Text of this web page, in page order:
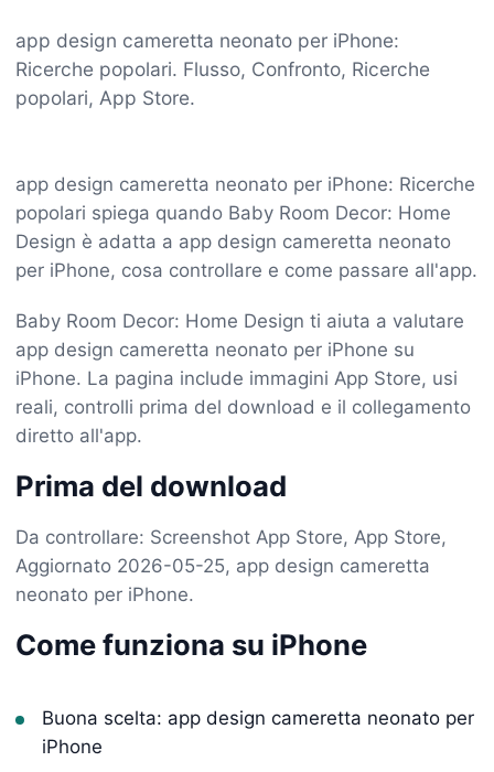
app design cameretta neonato per iPhone:
Ricerche popolari. Flusso, Confronto, Ricerche
popolari, App Store.
app design cameretta neonato per iPhone: Ricerche
popolari spiega quando Baby Room Decor: Home
Design è adatta a app design cameretta neonato
per iPhone, cosa controllare e come passare all'app.
Baby Room Decor: Home Design ti aiuta a valutare
app design cameretta neonato per iPhone su
iPhone. La pagina include immagini App Store, usi
reali, controlli prima del download e il collegamento
diretto all'app.
Prima del download
Da controllare: Screenshot App Store, App Store,
Aggiornato 2026-05-25, app design cameretta
neonato per iPhone.
Come funziona su iPhone
Buona scelta: app design cameretta neonato per
iPhone